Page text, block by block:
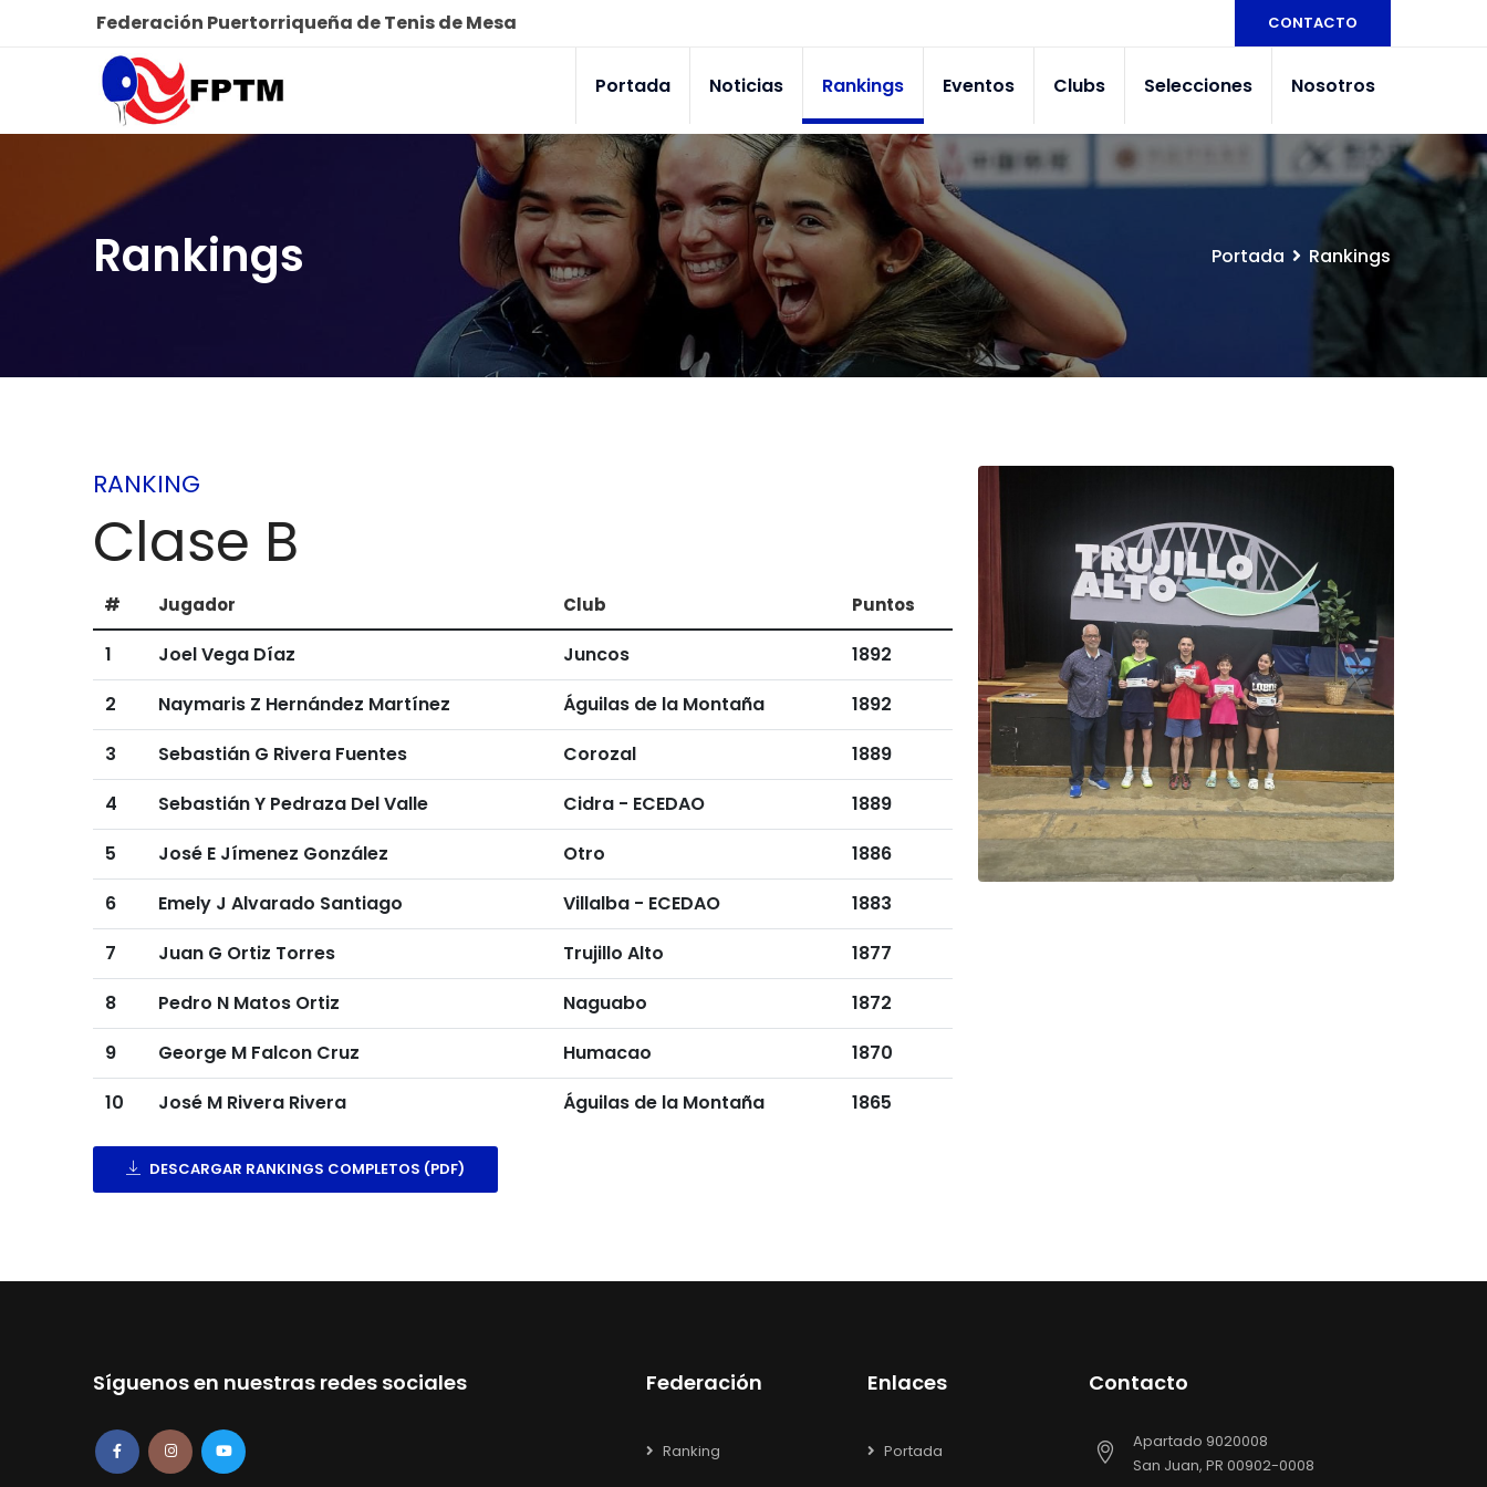
Federación Puertorriqueña de Tenis de Mesa CONTACTO
Portada Noticias Rankings Eventos Clubs Selecciones Nosotros
Rankings Portada Rankings
RANKING
Clase B
# Jugador Club Puntos
1 Joel Vega Díaz Juncos
1892
2
Naymaris Z Hernández Martínez Águilas de la Montaña
1892
3
Sebastián G Rivera Fuentes Corozal
1889
4
Sebastián Y Pedraza Del Valle Cidra - ECEDAO
1889
5
José E Jímenez González Otro
1886
6
Emely J Alvarado Santiago Villalba - ECEDAO
1883
7
Juan G Ortiz Torres Trujillo Alto
1877
8
Pedro N Matos Ortiz Naguabo
1872
9
George M Falcon Cruz Humacao
1870
10
José M Rivera Rivera Águilas de la Montaña 1865
DESCARGAR RANKINGS COMPLETOS (PDF)
Síguenos en nuestras redes sociales Federación
Ranking
Enlaces
Portada
Contacto
Apartado 9020008
San Juan, PR 00902-0008